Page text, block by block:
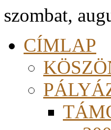
szombat,
CÍMLAP